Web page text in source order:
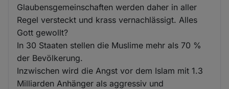
Glaubensgemeinschaften werden daher in aller
Regel versteckt und krass vernachlässigt. Alles
Gott gewollt?
In 30 Staaten stellen die Muslime mehr als 70 %
der Bevölkerung.
Inzwischen wird die Angst vor dem Islam mit 1.3
Milliarden Anhänger als aggressiv und